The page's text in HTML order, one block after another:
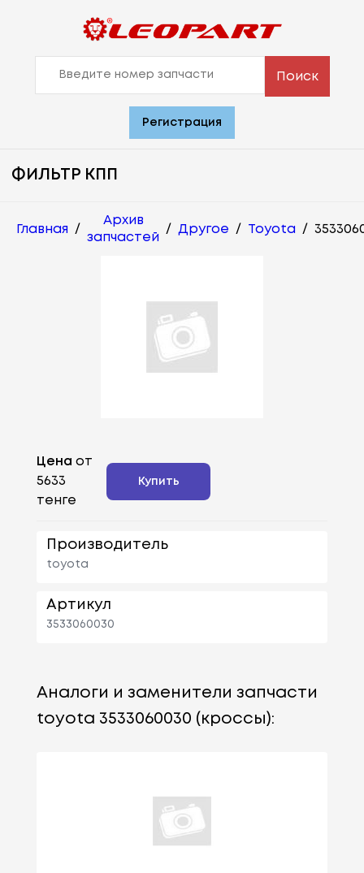
Поиск
Регистрация
ФИЛЬТР КПП
Главная /
Архив
запчастей
/ Другое / Toyota /
Цена от
5633
тенге
Купить
Производитель
toyota
Артикул
3533060030
Аналоги и заменители запчасти
toyota 3533060030 (кроссы):